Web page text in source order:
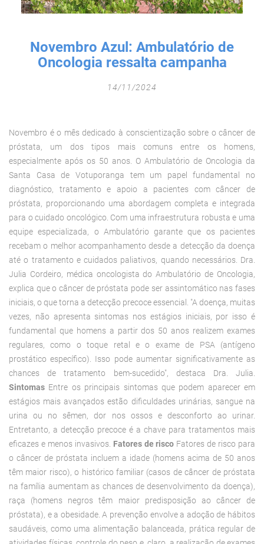
TODOS OS CAMPOS SÃO OBRIGATÓRIOS.
Novembro Azul: Ambulatório de
Oncologia ressalta campanha
14/11/2024
Novembro é o mês dedicado à conscientização sobre o câncer de
próstata, um dos tipos mais comuns entre os homens,
especialmente após os 50 anos. O Ambulatório de Oncologia da
Santa Casa de Votuporanga tem um papel fundamental no
diagnóstico, tratamento e apoio a pacientes com câncer de
próstata, proporcionando uma abordagem completa e integrada
para o cuidado oncológico. Com uma infraestrutura robusta e uma
equipe especializada, o Ambulatório garante que os pacientes
recebam o melhor acompanhamento desde a detecção da doença
até o tratamento e cuidados paliativos, quando necessários. Dra.
Julia Cordeiro, médica oncologista do Ambulatório de Oncologia,
explica que o câncer de próstata pode ser assintomático nas fases
iniciais, o que torna a detecção precoce essencial. "A doença, muitas
vezes, não apresenta sintomas nos estágios iniciais, por isso é
fundamental que homens a partir dos 50 anos realizem exames
regulares, como o toque retal e o exame de PSA (antígeno
prostático específico). Isso pode aumentar significativamente as
chances de tratamento bem-sucedido", destaca Dra. Julia.
Sintomas Entre os principais sintomas que podem aparecer em
estágios mais avançados estão dificuldades urinárias, sangue na
urina ou no sêmen, dor nos ossos e desconforto ao urinar.
Entretanto, a detecção precoce é a chave para tratamentos mais
eficazes e menos invasivos. Fatores de risco Fatores de risco para
o câncer de próstata incluem a idade (homens acima de 50 anos
têm maior risco), o histórico familiar (casos de câncer de próstata
na família aumentam as chances de desenvolvimento da doença),
raça (homens negros têm maior predisposição ao câncer de
próstata), e a obesidade. A prevenção envolve a adoção de hábitos
saudáveis, como uma alimentação balanceada, prática regular de